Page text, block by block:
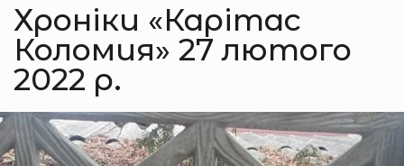
Хроніки «Карітас
Коломия» 27 лютого
2022 р.